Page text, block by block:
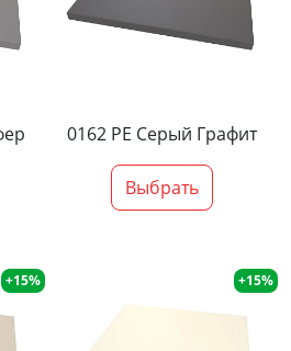
0162 PE Серый Графит
Выбрать
+15% +15%